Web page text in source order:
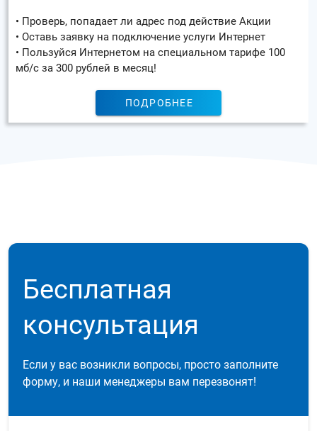
• Проверь, попадает ли адрес под действие Акции
• Оставь заявку на подключение услуги Интернет
• Пользуйся Интернетом на специальном тарифе 100
мб/с за 300 рублей в месяц!
ПОДРОБНЕЕ
Бесплатная
консультация
Если у вас возникли вопросы, просто заполните
форму, и наши менеджеры вам перезвонят!